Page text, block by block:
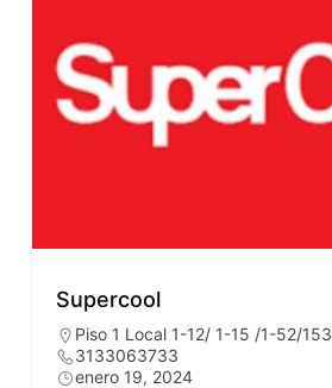
Supercool
Piso 1 Local 1-12/ 1-15 /1-52/153
3133063733
enero 19, 2024